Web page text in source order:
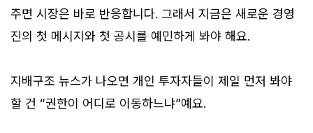
주면 시장은 바로 반응합니다. 그래서 지금은 새로운 경영
진의 첫 메시지와 첫 공시를 예민하게 봐야 해요.
지배구조 뉴스가 나오면 개인 투자자들이 제일 먼저 봐야
할 건 “권한이 어디로 이동하느냐”예요.